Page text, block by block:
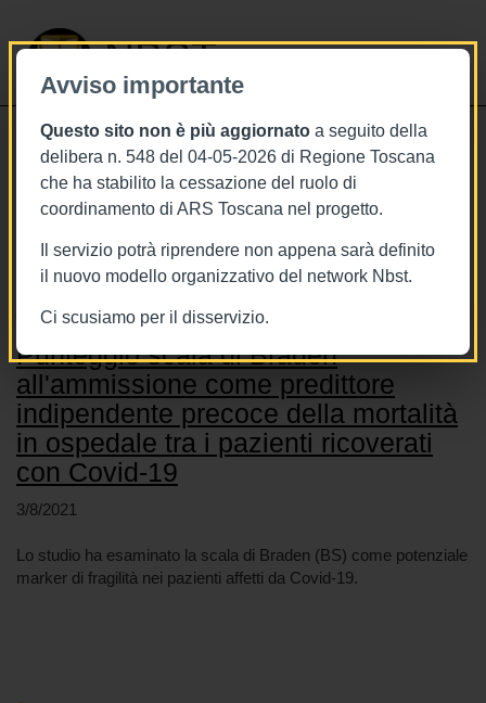
Avviso importante
Questo sito non è più aggiornato a seguito della
delibera n. 548 del 04-05-2026 di Regione Toscana
che ha stabilito la cessazione del ruolo di
coordinamento di ARS Toscana nel progetto.
Il servizio potrà riprendere non appena sarà definito
il nuovo modello organizzativo del network Nbst.
Ci scusiamo per il disservizio.
NBST
Stai visualizzando gli articoli relativi
a: Ospedalizzazioni
Punteggio scala di Braden
all'ammissione come predittore
indipendente precoce della mortalità
in ospedale tra i pazienti ricoverati
con Covid-19
3/8/2021
Lo studio ha esaminato la scala di Braden (BS) come potenziale
marker di fragilità nei pazienti affetti da Covid-19.